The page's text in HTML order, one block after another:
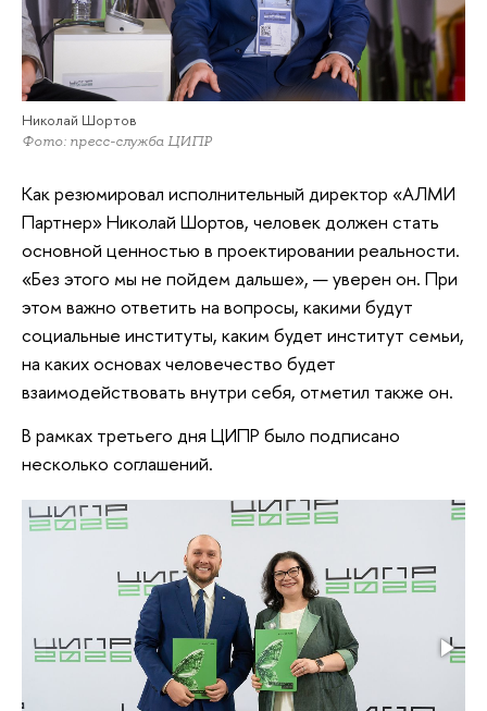
Николай Шортов
Фото: пресс-служба ЦИПР
Как резюмировал исполнительный директор «АЛМИ
Партнер» Николай Шортов, человек должен стать
основной ценностью в проектировании реальности.
«Без этого мы не пойдем дальше», — уверен он. При
этом важно ответить на вопросы, какими будут
социальные институты, каким будет институт семьи,
на каких основах человечество будет
взаимодействовать внутри себя, отметил также он.
В рамках третьего дня ЦИПР было подписано
несколько соглашений.